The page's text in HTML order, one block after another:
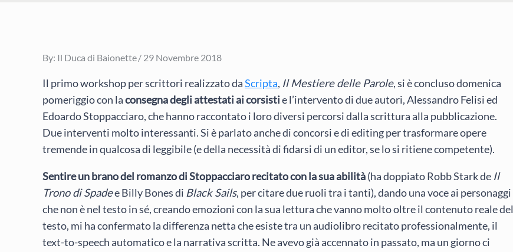
By: Il Duca di Baionette Posted
29 Novembre 2018
Il primo workshop per scrittori realizzato daScripta, Il Mestiere delle Parole, si è concluso domenica
pomeriggio con laconsegna degli attestati ai corsistie l’intervento di due autori, Alessandro Felisi ed
Edoardo Stoppacciaro, che hanno raccontato i loro diversi percorsi dalla scrittura alla pubblicazione.
Due interventi molto interessanti. Si è parlato anche di concorsi e di editing per trasformare opere
tremende in qualcosa di leggibile (e della necessità di fidarsi di un editor, se lo si ritiene competente).
Sentire un brano del romanzo di Stoppacciaro recitato con la sua abilità(ha doppiato Robb Stark de Il
Trono di Spadee Billy Bones di Black Sails, per citare due ruoli tra i tanti), dando una voce ai personaggi
che non è nel testo in sé, creando emozioni con la sua lettura che vanno molto oltre il contenuto reale del
testo, mi ha confermato la differenza netta che esiste tra un audiolibro recitato professionalmente, il
text-to-speech automatico e la narrativa scritta. Ne avevo già accennato in passato, ma un giorno ci